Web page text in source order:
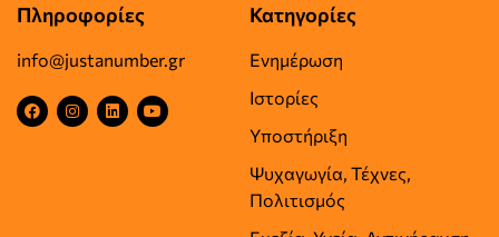
Πληροφορίες
info@justanumber.gr
Κατηγορίες
Ενημέρωση
Ιστορίες
Υποστήριξη
Ψυχαγωγία, Τέχνες,
Πολιτισμός